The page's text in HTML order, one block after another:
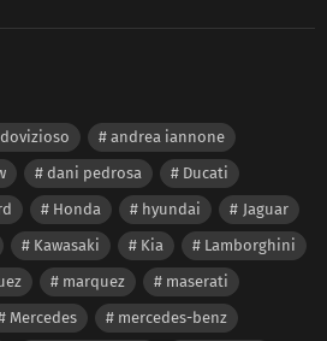
andrea iannone
dani pedrosa
Ducati
Honda hyundai
Jaguar
Kawasaki Kia
Lamborghini
marquez
maserati
Mercedes
mercedes-benz